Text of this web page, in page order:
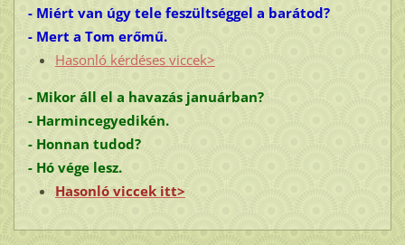
- Miért van úgy tele feszültséggel a barátod?
- Mert a Tom erőmű.
Hasonló kérdéses viccek>
- Mikor áll el a havazás januárban?
- Harmincegyedikén.
- Honnan tudod?
- Hó vége lesz.
Hasonló viccek itt>